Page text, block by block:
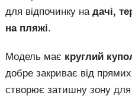
для відпочинку на дачі,
на пляжі.
Модель має круглий
добре закриває від
створює затишну зону для